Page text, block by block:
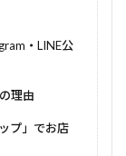
・LINE公
理由
プ」でお店